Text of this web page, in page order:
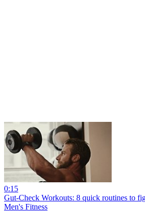
0:15
Gut-Check Workouts: 8 quick routines to
Men's Fitness